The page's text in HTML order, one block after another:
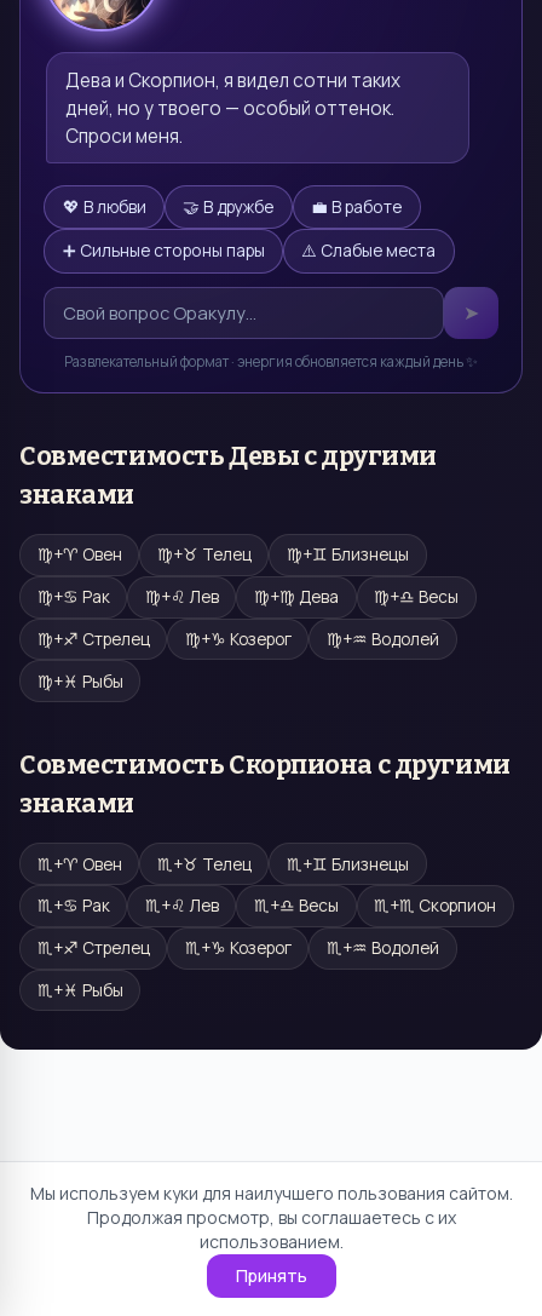
🔮
Дева и Скорпион, я видел сотни таких
дней, но у твоего — особый оттенок.
Спроси меня.
💖 В любви 🤝 В дружбе
💼 В работе
➕ Сильные стороны пары
⚠️ Слабые места
➤
Развлекательный формат · энергия обновляется каждый день ✨
СовместимостьДевыс другими
знаками
♍+♈ Овен ♍+♉ Телец ♍+♊ Близнецы
♍+♋ Рак ♍+♌ Лев ♍+♍ Дева ♍+♎ Весы
♍+♐ Стрелец ♍+♑ Козерог ♍+♒ Водолей
♍+♓ Рыбы
СовместимостьСкорпиона с другими
знаками
♏+♈ Овен ♏+♉ Телец ♏+♊ Близнецы
♏+♋ Рак ♏+♌ Лев ♏+♎ Весы ♏+♏ Скорпион
♏+♐ Стрелец ♏+♑ Козерог ♏+♒ Водолей
♏+♓ Рыбы
Мы используем куки для наилучшего пользования сайтом.
Продолжая просмотр, вы соглашаетесь с их
использованием.
Принять